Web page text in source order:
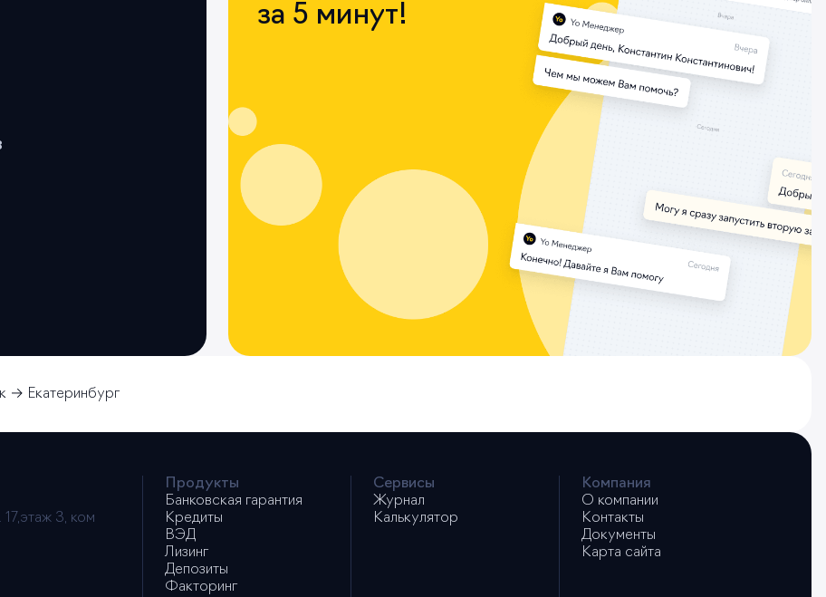
за 5 минут!
Екатеринбург
3, ком
Продукты
Банковская гарантия
Кредиты
ВЭД
Лизинг
Депозиты
Факторинг
Сервисы
Журнал
Калькулятор
Компания
О компании
Контакты
Документы
Карта сайта